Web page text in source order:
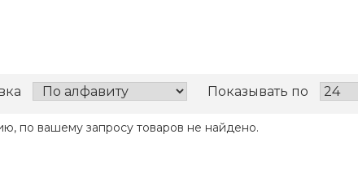
Показывать по
по вашему запросу товаров не найдено.